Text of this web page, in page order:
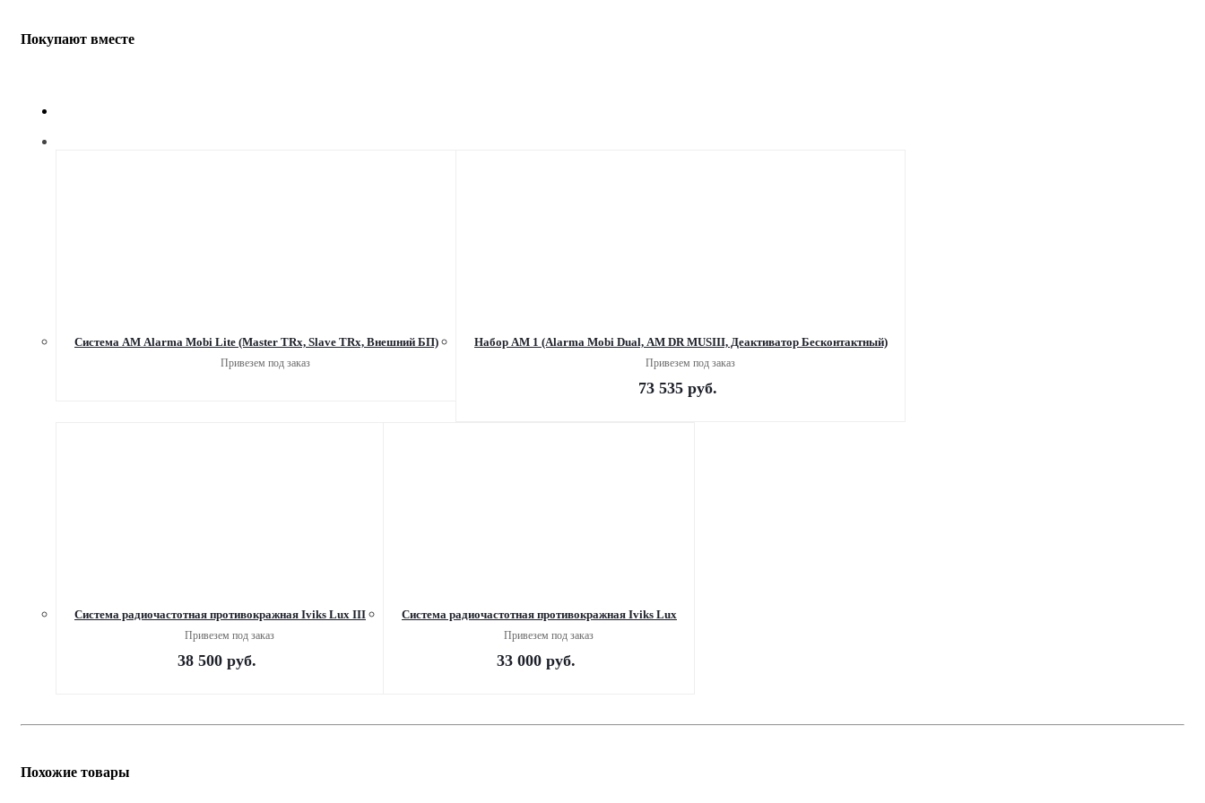
Покупают вместе
Система АМ Alarma Mobi Lite (Master TRx, Slave TRx, Внешний БП)
Привезем под заказ
Набор AM 1 (Alarma Mobi Dual, AM DR MUSIII, Деактиватор Бесконтактный)
Привезем под заказ
73 535 руб.
Система радиочастотная противокражная Iviks Lux III
Привезем под заказ
38 500 руб.
Система радиочастотная противокражная Iviks Lux
Привезем под заказ
33 000 руб.
Похожие товары